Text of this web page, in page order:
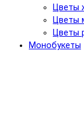
Цветы
Цветы
Цветы
Монобукеты